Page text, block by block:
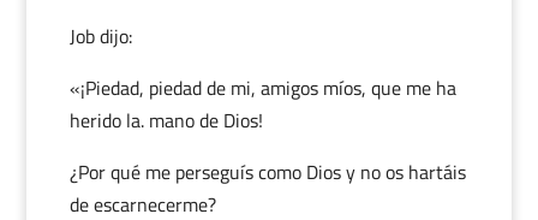
Job dijo:
«¡Piedad, piedad de mi, amigos míos, que me ha
herido la. mano de Dios!
¿Por qué me perseguís como Dios y no os hartáis
de escarnecerme?